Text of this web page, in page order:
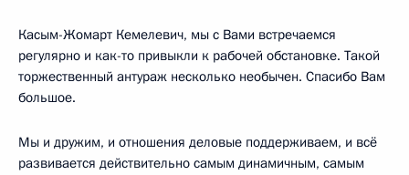
Касым-Жомарт Кемелевич, мы с Вами встречаемся
регулярно и как-то привыкли к рабочей обстановке. Такой
торжественный антураж несколько необычен. Спасибо Вам
большое.
Мы и дружим, и отношения деловые поддерживаем, и всё
развивается действительно самым динамичным, самым